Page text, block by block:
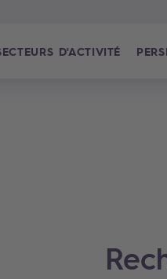
D'ACTIVITÉ